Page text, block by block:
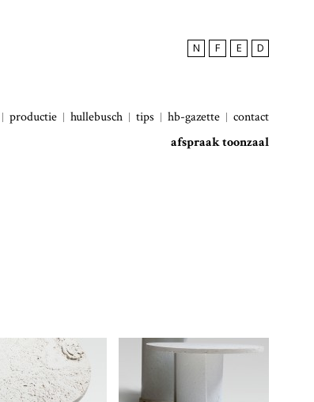
N F E D
productie hullebusch tips hb-gazette
contact
afspraak toonzaal